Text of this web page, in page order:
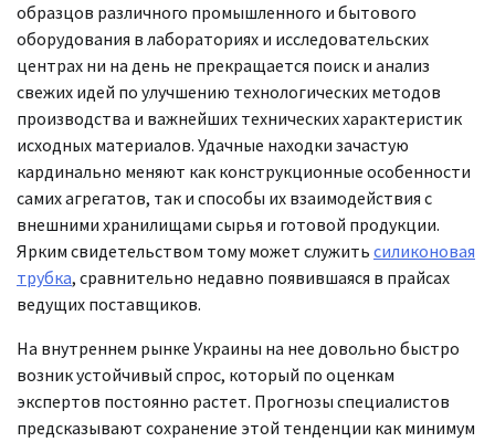
образцов различного промышленного и бытового
оборудования в лабораториях и исследовательских
центрах ни на день не прекращается поиск и анализ
свежих идей по улучшению технологических методов
производства и важнейших технических характеристик
исходных материалов. Удачные находки зачастую
кардинально меняют как конструкционные особенности
самих агрегатов, так и способы их взаимодействия с
внешними хранилищами сырья и готовой продукции.
Ярким свидетельством тому может служить силиконовая
трубка, сравнительно недавно появившаяся в прайсах
ведущих поставщиков.
На внутреннем рынке Украины на нее довольно быстро
возник устойчивый спрос, который по оценкам
экспертов постоянно растет. Прогнозы специалистов
предсказывают сохранение этой тенденции как минимум